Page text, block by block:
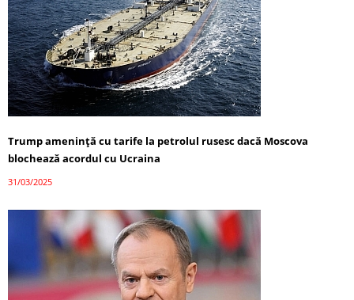
Trump amenință cu tarife la petrolul rusesc dacă Moscova
blochează acordul cu Ucraina
31/03/2025